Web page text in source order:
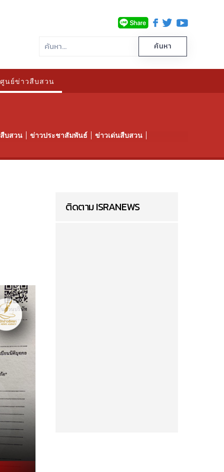
ศูนย์ข่าวสืบสวน
บสวน ข่าวประชาสัมพันธ์
ข่าวเด่นสืบสวน
ติดตาม ISRANEWS